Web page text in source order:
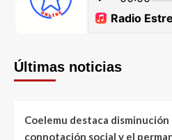
Últimas noticias
Coelemu destaca
connotación social y el